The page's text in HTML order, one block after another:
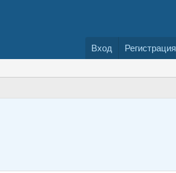
Вход Регистрация